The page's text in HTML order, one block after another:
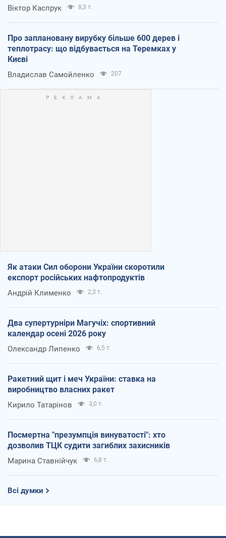
Віктор Каспрук 8,3 т.
Про заплановану вирубку більше 600 дерев і
теплотрасу: що відбувається на Теремках у
Києві
Владислав Самойленко 207
Як атаки Сил оборони України скоротили
експорт російських нафтопродуктів
Андрій Клименко 2,3 т.
Два супертурніри Магучіх: спортивний
календар осені 2026 року
Олександр Липенко 6,5 т.
Ракетний щит і меч України: ставка на
виробництво власних ракет
Кирило Татарінов 3,0 т.
Посмертна "презумпція винуватості": хто
дозволив ТЦК судити загиблих захисників
Марина Ставнійчук 6,8 т.
Всі думки